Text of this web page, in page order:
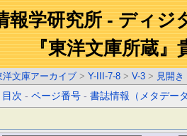
報学研究所 - ディジ
『東洋文庫所蔵』
洋文庫アーカイブ > Y-III-7-8 > V-3 > 見開き
目次 -ページ番号 -書誌情報（メタデー